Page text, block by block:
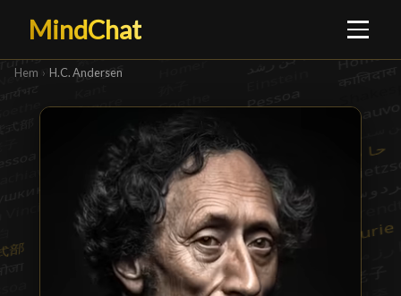
MindChat
Hem › H.C. Andersen